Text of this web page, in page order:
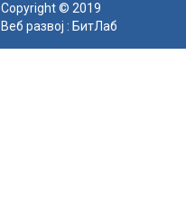
Copyright © 2019
Веб развој : БитЛаб